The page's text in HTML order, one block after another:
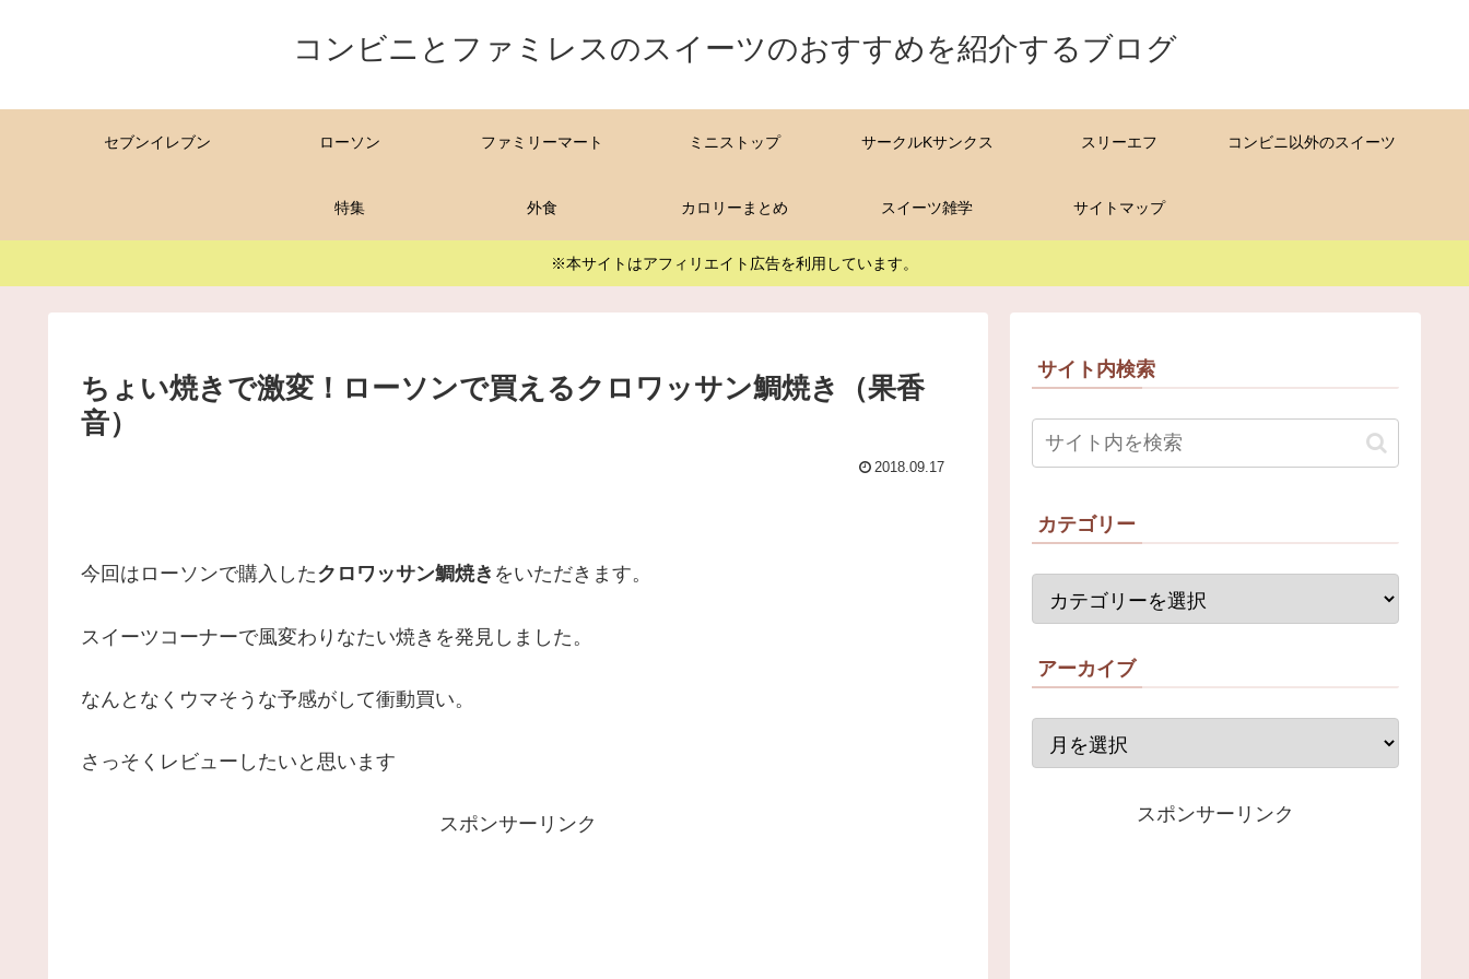
コンビニとファミレスのスイーツのおすすめを紹介するブログ
セブンイレブン ローソン ファミリーマート ミニストップ サークルKサンクス スリーエフ コンビニ以外のスイーツ
特集 外食 カロリーまとめ スイーツ雑学 サイトマップ
※本サイトはアフィリエイト広告を利用しています。
ちょい焼きで激変！ローソンで買えるクロワッサン鯛焼き（果香
音）
2018.09.17
今回はローソンで購入したクロワッサン鯛焼き をいただきます。
スイーツコーナーで風変わりなたい焼きを発見しました。
なんとなくウマそうな予感がして衝動買い。
さっそくレビューしたいと思います
スポンサーリンク
サイト内検索
カテゴリー
アーカイブ
スポンサーリンク